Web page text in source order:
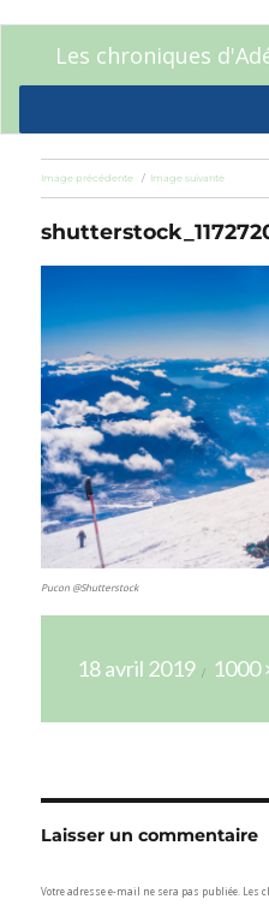
Les chroniques
Image précédente Image suivante
Pucon @Shutterstock
le
18 avril 2019
réelle
1000
Laisser un commentaire
Votre adresse e-mail ne sera pas publiée. Les